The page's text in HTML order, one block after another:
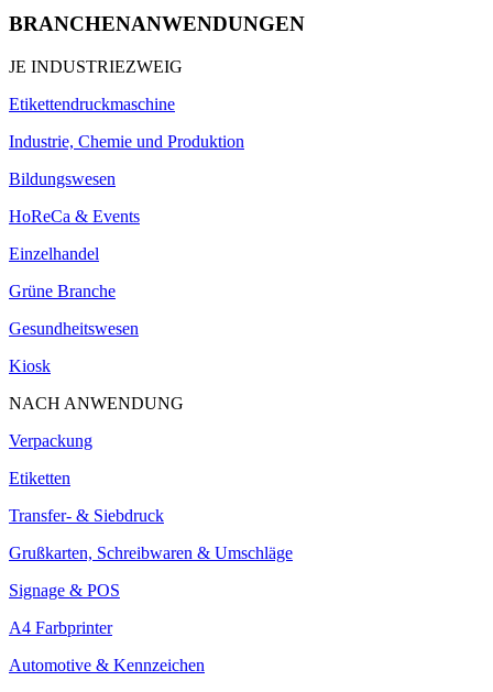
BRANCHENANWENDUNGEN
JE INDUSTRIEZWEIG
Etikettendruckmaschine
Industrie, Chemie und Produktion
Bildungswesen
HoReCa & Events
Einzelhandel
Grüne Branche
Gesundheitswesen
Kiosk
NACH ANWENDUNG
Verpackung
Etiketten
Transfer- & Siebdruck
Grußkarten, Schreibwaren & Umschläge
Signage & POS
A4 Farbprinter
Automotive & Kennzeichen